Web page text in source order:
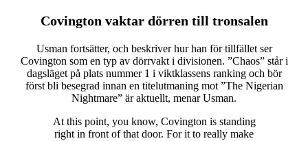
Covington vaktar dörren till tronsalen
Usman fortsätter, och beskriver hur han för tillfället ser
Covington som en typ av dörrvakt i divisionen. ”Chaos” står i
dagsläget på plats nummer 1 i viktklassens ranking och bör
först bli besegrad innan en titelutmaning mot ”The Nigerian
Nightmare” är aktuellt, menar Usman.
At this point, you know, Covington is standing
right in front of that door. For it to really make